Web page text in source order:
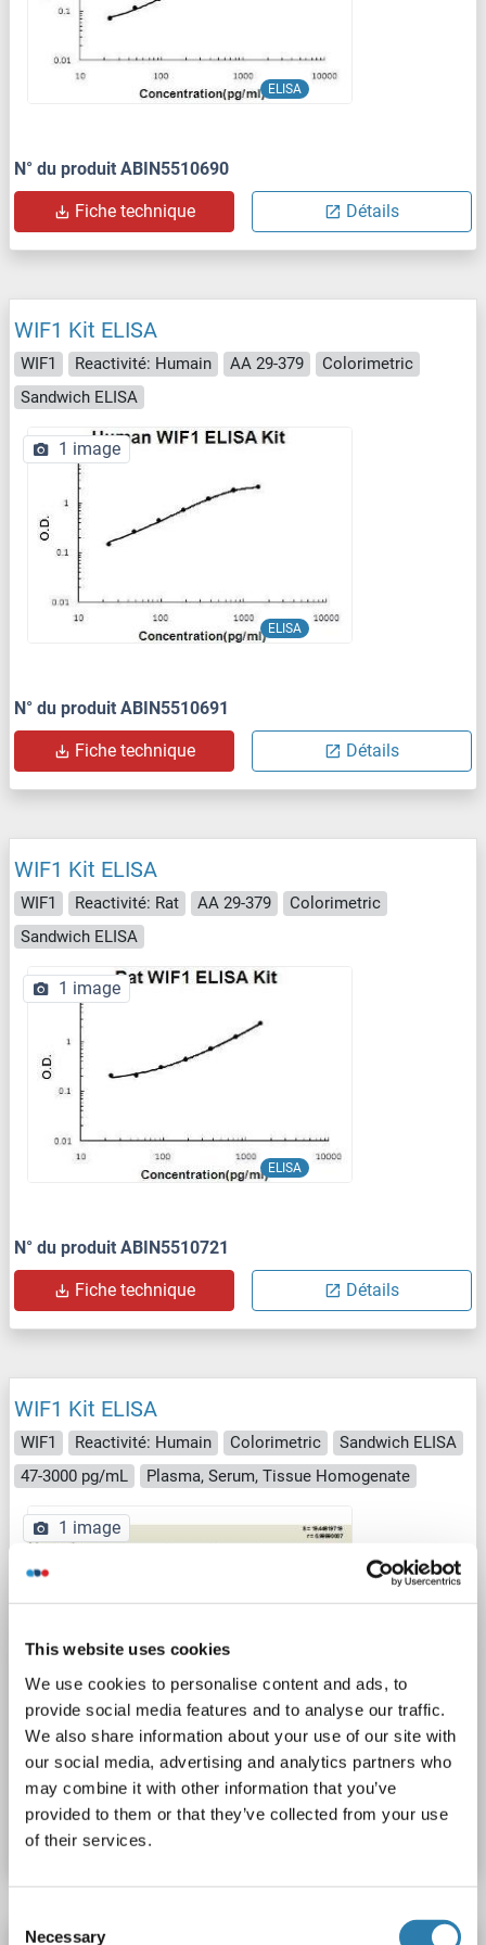
This website uses cookies
We use cookies to personalise content and ads, to
provide social media features and to analyse our traffic.
We also share information about your use of our site with
our social media, advertising and analytics partners who
may combine it with other information that you’ve
provided to them or that they’ve collected from your use
of their services.
Selection
Necessary
ELISA
N° du produit ABIN5510690
Fiche technique Détails
WIF1 Kit ELISA
WIF1 Reactivité: Humain AA 29-379
Colorimetric
Sandwich ELISA
ELISA
1 image
N° du produit ABIN5510691
Fiche technique Détails
WIF1 Kit ELISA
WIF1 Reactivité: Rat AA 29-379
Colorimetric
Sandwich ELISA
ELISA
1 image
N° du produit ABIN5510721
Fiche technique Détails
WIF1 Kit ELISA
WIF1 Reactivité: Humain Colorimetric
Sandwich ELISA
47-3000 pg/mL
Plasma, Serum, Tissue Homogenate
ELISA
1 image
N° du produit ABIN837340
Fiche technique Détails